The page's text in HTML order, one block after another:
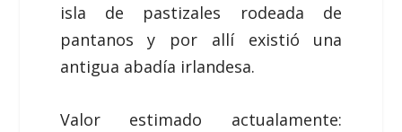
isla de pastizales rodeada de
pantanos y por allí existió una
antigua abadía irlandesa.
Valor estimado actualamente: